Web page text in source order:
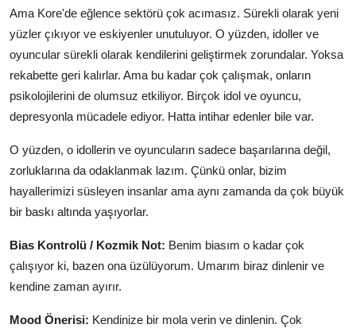
Ama Kore'de eğlence sektörü çok acımasız. Sürekli olarak yeni
yüzler çıkıyor ve eskiyenler unutuluyor. O yüzden, idoller ve
oyuncular sürekli olarak kendilerini geliştirmek zorundalar. Yoksa
rekabette geri kalırlar. Ama bu kadar çok çalışmak, onların
psikolojilerini de olumsuz etkiliyor. Birçok idol ve oyuncu,
depresyonla mücadele ediyor. Hatta intihar edenler bile var.
O yüzden, o idollerin ve oyuncuların sadece başarılarına değil,
zorluklarına da odaklanmak lazım. Çünkü onlar, bizim
hayallerimizi süsleyen insanlar ama aynı zamanda da çok büyük
bir baskı altında yaşıyorlar.
Bias Kontrolü / Kozmik Not: Benim biasım o kadar çok
çalışıyor ki, bazen ona üzülüyorum. Umarım biraz dinlenir ve
kendine zaman ayırır.
Mood Önerisi: Kendinize bir mola verin ve dinlenin. Çok